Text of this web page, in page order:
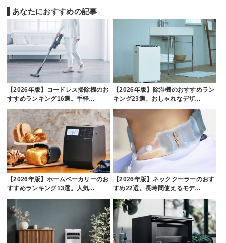
あなたにおすすめの記事
【2026年版】コードレス掃除機のお
すすめランキング16選。手軽…
【2026年版】除湿機のおすすめラン
キング23選。おしゃれなデザ…
【2026年版】ホームベーカリーのお
すすめランキング13選。人気…
【2026年版】ネッククーラーのおす
すめ22選。長時間使えるモデ…